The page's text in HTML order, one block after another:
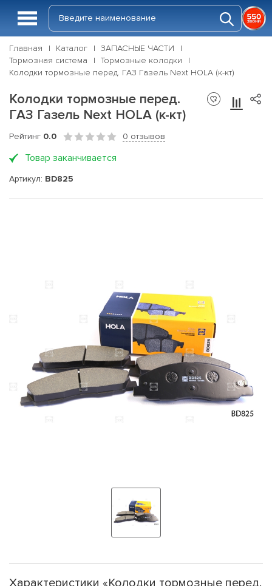
Главная Каталог
ЗАПАСНЫЕ ЧАСТИ
Тормозная система
Тормозные колодки
Колодки тормозные перед. ГАЗ Газель Next HOLA (к-кт)
Колодки тормозные перед.
ГАЗ Газель Next HOLA (к-кт)
Рейтинг 0.0 0 отзывов
Товар заканчивается
Артикул: BD825
Характеристики «Колодки тормозные перед.